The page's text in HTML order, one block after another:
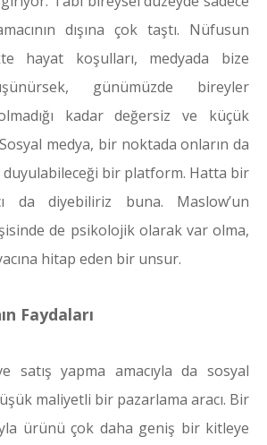
dışına çok taştı. Nüfusun
hayat koşulları, medyada bize
günümüzde bireyler
kadar değersiz ve küçük
medya, bir noktada onların da
bir platform. Hatta bir
da diyebiliriz buna. Maslow’un
de psikolojik olarak var olma,
hitap eden bir unsur.
Faydaları
satış yapma amacıyla da sosyal
maliyetli bir pazarlama aracı. Bir
ürünü çok daha geniş bir kitleye